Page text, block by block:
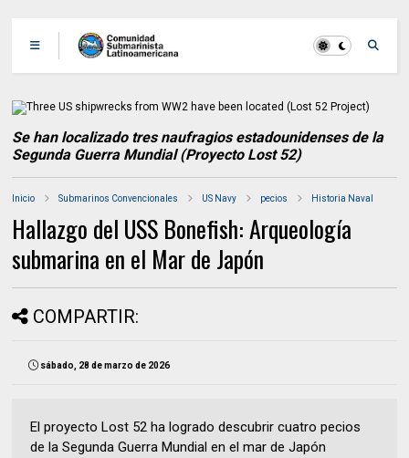
Se han localizado tres naufragios estadounidenses de la
Segunda Guerra Mundial (Proyecto Lost 52)
Inicio Submarinos Convencionales US Navy pecios Historia Naval
Hallazgo del USS Bonefish: Arqueología
submarina en el Mar de Japón
COMPARTIR:
sábado, 28 de marzo de 2026
El proyecto Lost 52 ha logrado descubrir cuatro pecios
de la Segunda Guerra Mundial en el mar de Japón